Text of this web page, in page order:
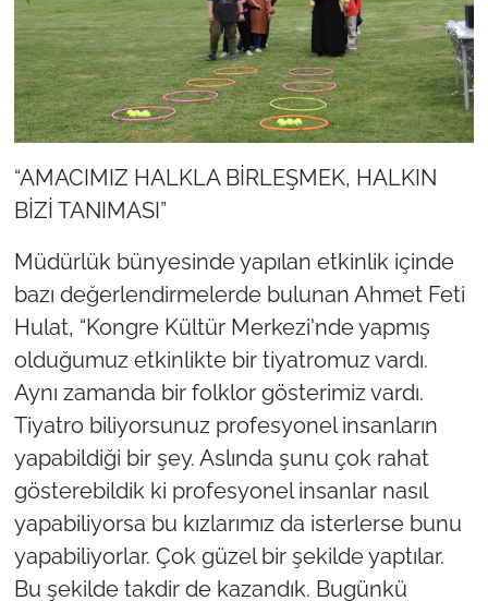
“AMACIMIZ HALKLA BİRLEŞMEK, HALKIN
BİZİ TANIMASI”
Müdürlük bünyesinde yapılan etkinlik içinde
bazı değerlendirmelerde bulunan Ahmet Feti
Hulat, “Kongre Kültür Merkezi'nde yapmış
olduğumuz etkinlikte bir tiyatromuz vardı.
Aynı zamanda bir folklor gösterimiz vardı.
Tiyatro biliyorsunuz profesyonel insanların
yapabildiği bir şey. Aslında şunu çok rahat
gösterebildik ki profesyonel insanlar nasıl
yapabiliyorsa bu kızlarımız da isterlerse bunu
yapabiliyorlar. Çok güzel bir şekilde yaptılar.
Bu şekilde takdir de kazandık. Bugünkü